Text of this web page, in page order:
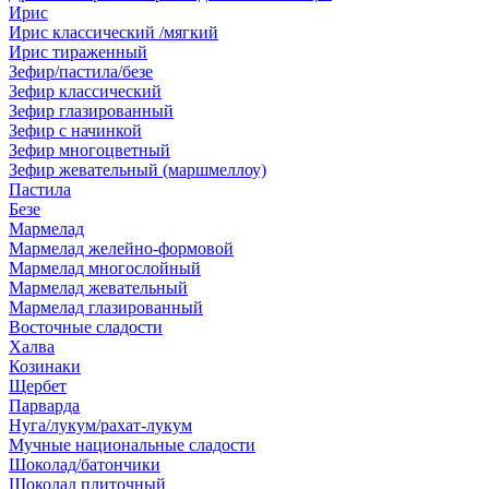
Ирис
Ирис классический /мягкий
Ирис тираженный
Зефир/пастила/безе
Зефир классический
Зефир глазированный
Зефир с начинкой
Зефир многоцветный
Зефир жевательный (маршмеллоу)
Пастила
Безе
Мармелад
Мармелад желейно-формовой
Мармелад многослойный
Мармелад жевательный
Мармелад глазированный
Восточные сладости
Халва
Козинаки
Щербет
Парварда
Нуга/лукум/рахат-лукум
Мучные национальные сладости
Шоколад/батончики
Шоколад плиточный